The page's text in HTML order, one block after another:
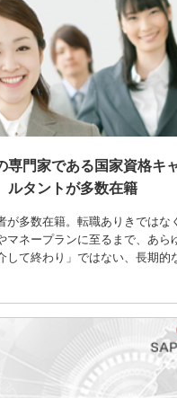
専門家である国家資格キ
ルタントが多数在籍
が多数在籍。転職ありきではな
マネープランに至るまで、あら
して終わり」ではない、長期的